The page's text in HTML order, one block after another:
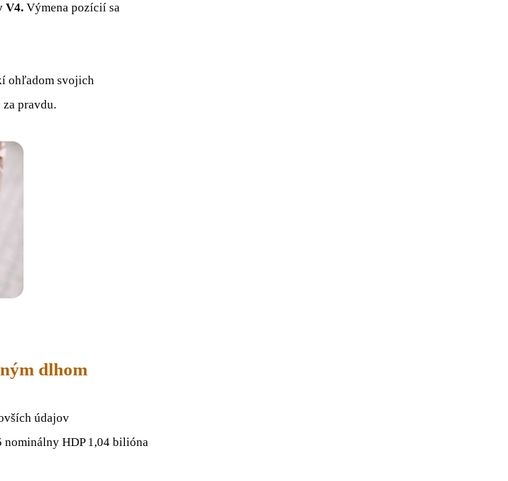
V4. Výmena pozícií sa
ohľadom svojich
pravdu.
dlhom
údajov
HDP 1,04 bilióna